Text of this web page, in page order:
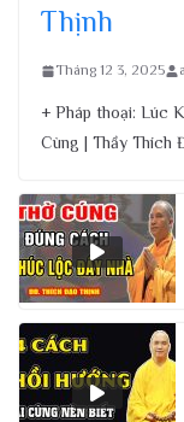
Thịnh
Tháng 12 3, 2025
+ Pháp thoại: Lúc
Cùng | Thầy Thích